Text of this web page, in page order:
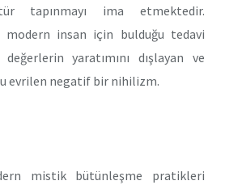
tapınmayı ima etmektedir.
modern insan için bulduğu tedavi
yaratımını dışlayan ve
evrilen negatif bir nihilizm.
mistik bütünleşme pratikleri